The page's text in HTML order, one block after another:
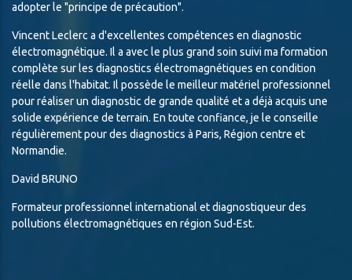
adopter le "principe de précaution".
Vincent Leclerc a d'excellentes compétences en diagnostic
électromagnétique. Il a avec le plus grand soin suivi ma formation
complète sur les diagnostics électromagnétiques en condition
réelle dans l'habitat. Il possède le meilleur matériel professionnel
pour réaliser un diagnostic de grande qualité et a déjà acquis une
solide expérience de terrain. En toute confiance, je le conseille
régulièrement pour des diagnostics à Paris, Région centre et
Normandie.
David BRUNO
Formateur professionnel international et diagnostiqueur des
pollutions électromagnétiques en région Sud-Est.